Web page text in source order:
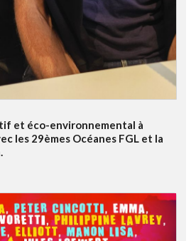
et éco-environnemental à
les 29èmes Océanes FGL et la